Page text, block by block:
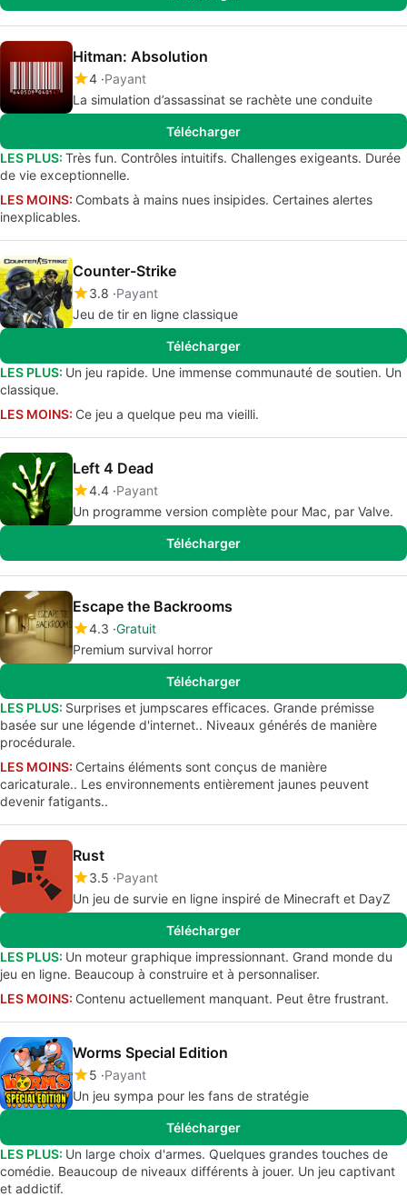
Hitman: Absolution
4 Payant
La simulation d’assassinat se rachète une conduite
Télécharger
LES PLUS: Très fun. Contrôles intuitifs. Challenges exigeants. Durée
de vie exceptionnelle.
LES MOINS: Combats à mains nues insipides. Certaines alertes
inexplicables.
Counter-Strike
3.8 Payant
Jeu de tir en ligne classique
Télécharger
LES PLUS: Un jeu rapide. Une immense communauté de soutien. Un
classique.
LES MOINS: Ce jeu a quelque peu ma vieilli.
Left 4 Dead
4.4 Payant
Un programme version complète pour Mac, par Valve.
Télécharger
Escape the Backrooms
4.3 Gratuit
Premium survival horror
Télécharger
LES PLUS: Surprises et jumpscares efficaces. Grande prémisse
basée sur une légende d'internet.. Niveaux générés de manière
procédurale.
LES MOINS: Certains éléments sont conçus de manière
caricaturale.. Les environnements entièrement jaunes peuvent
devenir fatigants..
Rust
3.5 Payant
Un jeu de survie en ligne inspiré de Minecraft et DayZ
Télécharger
LES PLUS: Un moteur graphique impressionnant. Grand monde du
jeu en ligne. Beaucoup à construire et à personnaliser.
LES MOINS: Contenu actuellement manquant. Peut être frustrant.
Worms Special Edition
5 Payant
Un jeu sympa pour les fans de stratégie
Télécharger
LES PLUS: Un large choix d'armes. Quelques grandes touches de
comédie. Beaucoup de niveaux différents à jouer. Un jeu captivant
et addictif.